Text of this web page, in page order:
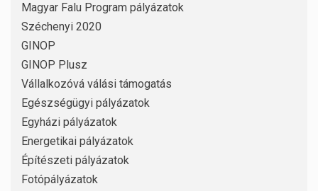
Magyar Falu Program pályázatok
Széchenyi 2020
GINOP
GINOP Plusz
Vállalkozóvá válási támogatás
Egészségügyi pályázatok
Egyházi pályázatok
Energetikai pályázatok
Építészeti pályázatok
Fotópályázatok